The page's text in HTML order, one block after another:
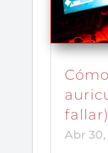
fallar)
Abr 30,